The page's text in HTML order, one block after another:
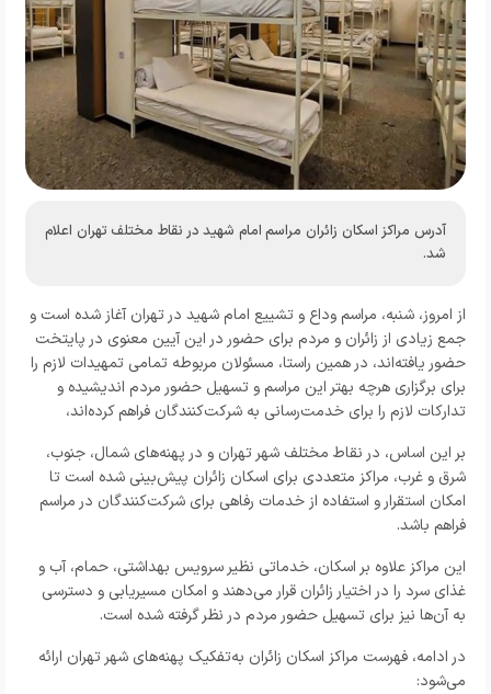
آدرس مراکز اسکان زائران مراسم امام شهید در نقاط مختلف تهران اعلام
شد.
از امروز، شنبه، مراسم وداع و تشییع امام شهید در تهران آغاز شده است و
جمع زیادی از زائران و مردم برای حضور در این آیین معنوی در پایتخت
حضور یافته‌اند، در همین راستا، مسئولان مربوطه تمامی تمهیدات لازم را
برای برگزاری هرچه بهتر این مراسم و تسهیل حضور مردم اندیشیده و
تدارکات لازم را برای خدمت‌رسانی به شرکت‌کنندگان فراهم کرده‌اند،
بر این اساس، در نقاط مختلف شهر تهران و در پهنه‌های شمال، جنوب،
شرق و غرب، مراکز متعددی برای اسکان زائران پیش‌بینی شده است تا
امکان استقرار و استفاده از خدمات رفاهی برای شرکت‌کنندگان در مراسم
فراهم باشد.
این مراکز علاوه بر اسکان، خدماتی نظیر سرویس بهداشتی، حمام، آب و
غذای سرد را در اختیار زائران قرار می‌دهند و امکان مسیریابی و دسترسی
به آن‌ها نیز برای تسهیل حضور مردم در نظر گرفته شده است.
در ادامه، فهرست مراکز اسکان زائران به‌تفکیک پهنه‌های شهر تهران ارائه
می‌شود: